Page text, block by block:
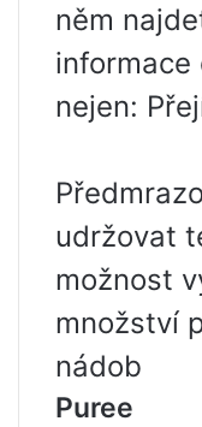
něm
informace
nejen:
udržovat
možnost
množství
nádob
Puree